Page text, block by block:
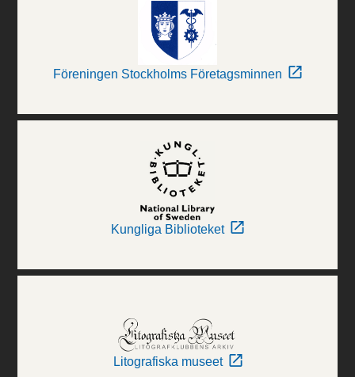
Föreningen Stockholms Företagsminnen
Kungliga Biblioteket
Litografiska museet